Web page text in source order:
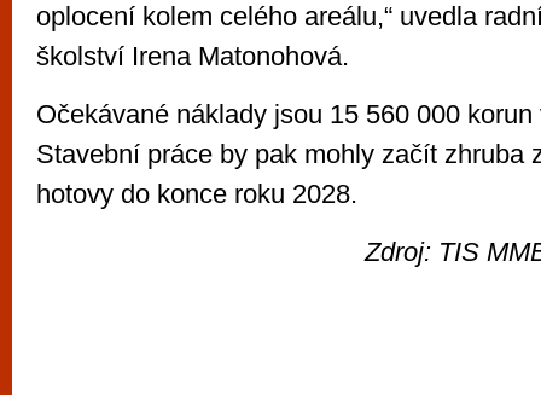
oplocení kolem celého areálu,“ uvedla
školství Irena Matonohová.
Očekávané náklady jsou 15 560 000
Stavební práce by pak mohly začít zhruba
hotovy do konce roku 2028.
Zdroj: TIS